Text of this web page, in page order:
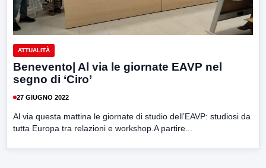
ATTUALITÀ
Benevento| Al via le giornate EAVP nel
segno di ‘Ciro’
27 GIUGNO 2022
Al via questa mattina le giornate di studio dell’EAVP: studiosi da
tutta Europa tra relazioni e workshop.A partire...